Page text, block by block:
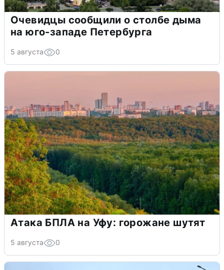
Очевидцы сообщили о столбе дыма
на юго-западе Петербурга
5 августа 0
Атака БПЛА на Уфу: горожане шутят
5 августа 0